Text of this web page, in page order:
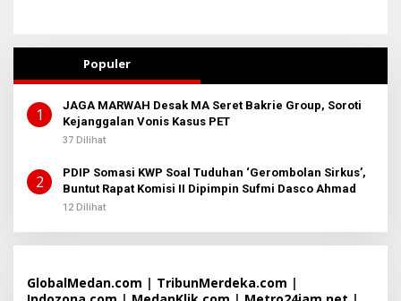
Populer
1
JAGA MARWAH Desak MA Seret Bakrie Group, Soroti
Kejanggalan Vonis Kasus PET
37 Dilihat
2
PDIP Somasi KWP Soal Tuduhan ‘Gerombolan Sirkus’,
Buntut Rapat Komisi II Dipimpin Sufmi Dasco Ahmad
12 Dilihat
GlobalMedan.com | TribunMerdeka.com |